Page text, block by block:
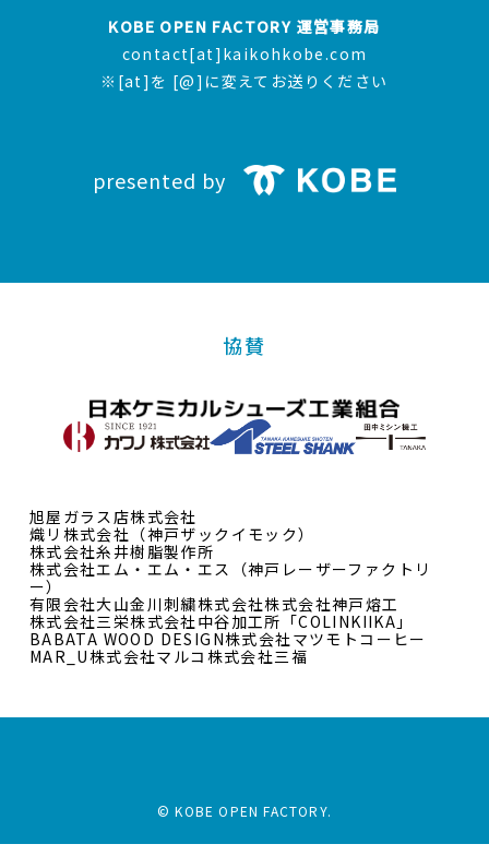
KOBE OPEN FACTORY 運営事務局
contact[at]kaikohkobe.com
※[at]を [@]に変えてお送りください
presented by
協賛
旭屋ガラス店株式会社
熾リ株式会社（神戸ザックイモック）
株式会社糸井樹脂製作所
株式会社エム・エム・エス（神戸レーザーファクトリ
ー）
有限会社大山金川刺繍株式会社株式会社神戸熔工
株式会社三栄株式会社中谷加工所「COLINKIIKA」
BABATA WOOD DESIGN株式会社マツモトコーヒー
MAR_U株式会社マルコ 株式会社三福
© KOBE OPEN FACTORY.